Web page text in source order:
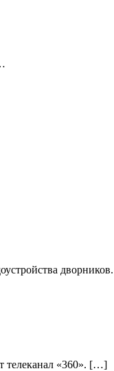
телеканал «360». […]